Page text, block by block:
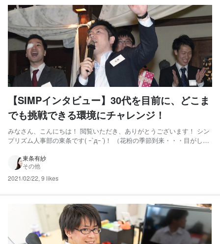
【SIMPインタビュー】30代を目前に、どこま
でも挑戦できる環境にチャレンジ！
みなさん、こんにちは！ 閲覧いただき、ありがとうございます！ シン
プリズム人事部の東条です( ｰ`дｰ´)！ （花粉の季節到来・・・目がしぱ
介です！！ Wantedlyのストーリー写真の表紙を何度か飾っていただい
ている、北澤さん。 いつも周りの変...
東条有紗
その他
2021/02/22, 9 likes